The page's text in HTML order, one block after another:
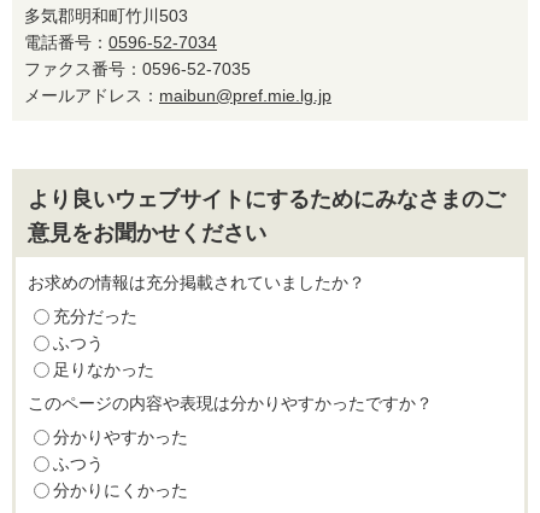
多気郡明和町竹川503
電話番号： 0596-52-7034
ファクス番号：0596-52-7035
メールアドレス： maibun@pref.mie.lg.jp
より良いウェブサイトにするためにみなさまのご
意見をお聞かせください
お求めの情報は充分掲載されていましたか？
充分だった
ふつう
足りなかった
このページの内容や表現は分かりやすかったですか？
分かりやすかった
ふつう
分かりにくかった